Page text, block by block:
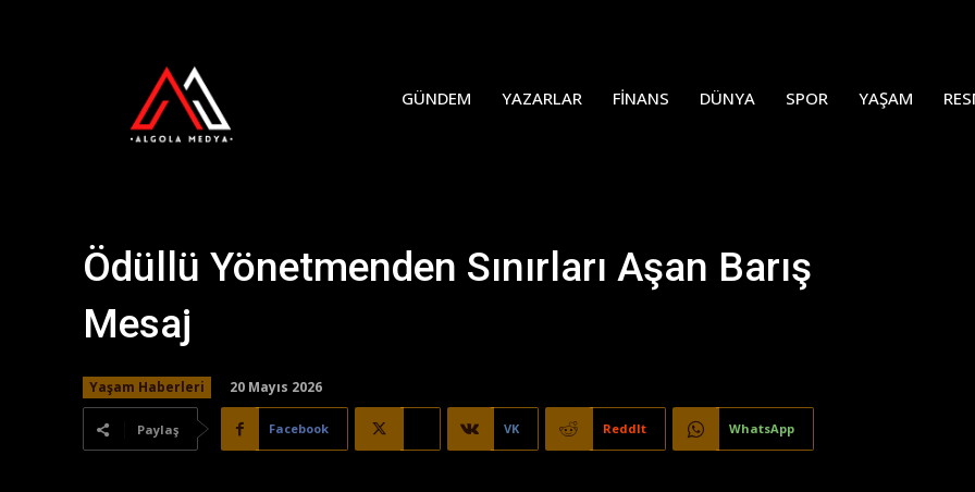
GÜNDEM YAZARLAR FINANS DÜNYA SPOR YAŞAM
Ödüllü Yönetmenden Sınırları Aşan Barış
Mesaj
Yaşam Haberleri 20 Mayıs 2026
Paylaş Facebook VK ReddIt WhatsApp